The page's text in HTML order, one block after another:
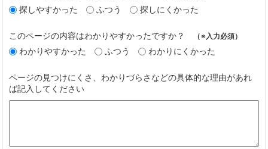
探しやすかった ふつう 探しにくかった
このページの内容はわかりやすかったですか？ （※入力必須）
わかりやすかった ふつう わかりにくかった
ページの見つけにくさ、わかりづらさなどの具体的な理由があれ
ば記入してください